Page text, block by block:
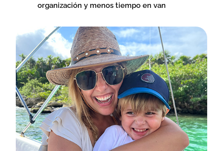
organización y menos tiempo en van